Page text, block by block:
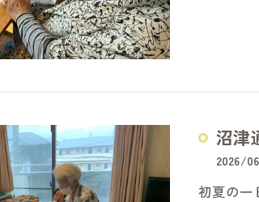
沼津
2026/
初夏の一